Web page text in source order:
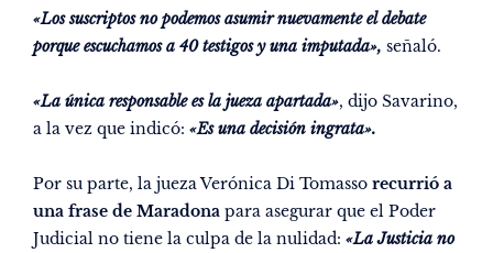
«Los suscriptos no podemos asumir nuevamente el debate
porque escuchamos a 40 testigos y una imputada», señaló.
«La única responsable es la jueza apartada», dijo Savarino,
a la vez que indicó: «Es una decisión ingrata».
Por su parte, la jueza Verónica Di Tomasso recurrió a
una frase de Maradona para asegurar que el Poder
Judicial no tiene la culpa de la nulidad: «La Justicia no